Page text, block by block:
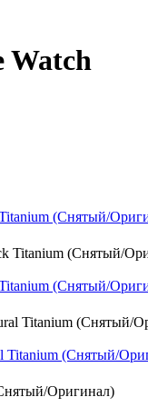
Watch
(Снятый/
(Снятый/
Titanium (Снятый/